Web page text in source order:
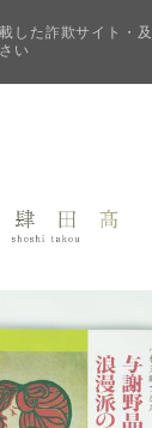
した詐欺サイト・
い